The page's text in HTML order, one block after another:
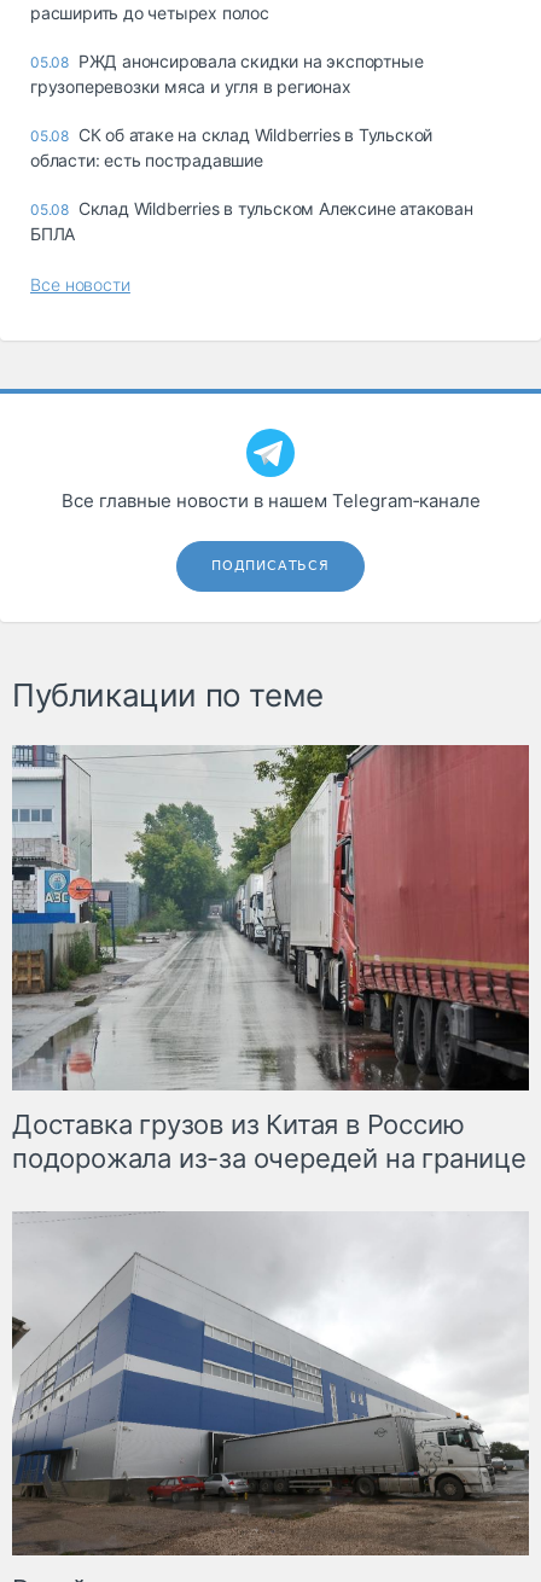
расширить до четырех полос
05.08 РЖД анонсировала скидки на экспортные
грузоперевозки мяса и угля в регионах
05.08 СК об атаке на склад Wildberries в Тульской
области: есть пострадавшие
05.08 Склад Wildberries в тульском Алексине атакован
БПЛА
Все новости
Все главные новости в нашем Telegram‑канале
ПОДПИСАТЬСЯ
Публикации по теме
Доставка грузов из Китая в Россию
подорожала из-за очередей на границе